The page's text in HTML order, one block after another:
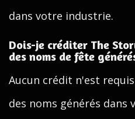
dans votre industrie.
Dois-je créditer The
des noms de fête
Aucun crédit n'est
des noms générés dans